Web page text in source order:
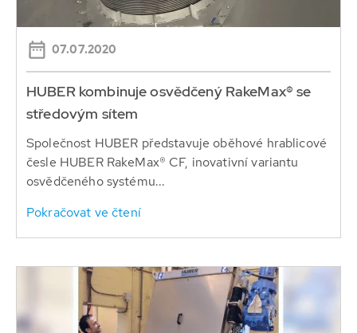
07.07.2020
HUBER kombinuje osvědčený RakeMax® se
středovým sítem
Společnost HUBER představuje oběhové hrablicové
česle HUBER RakeMax® CF, inovativní variantu
osvědčeného systému...
Pokračovat ve čtení